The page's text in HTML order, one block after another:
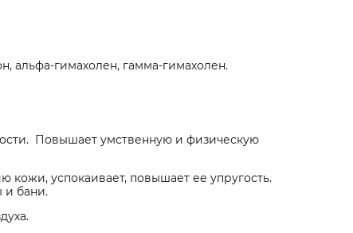
альфа-гимахолен, гамма-гимахолен.
Повышает умственную и физическую
кожи, успокаивает, повышает ее упругость.
и бани.